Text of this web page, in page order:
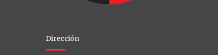
Dirección